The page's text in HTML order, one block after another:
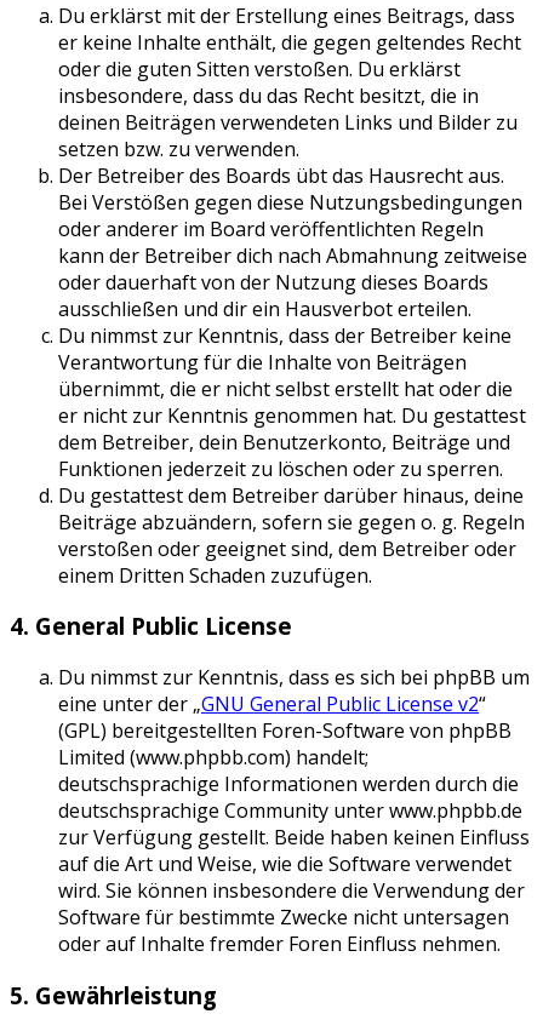
Du erklärst mit der Erstellung eines Beitrags, dass
er keine Inhalte enthält, die gegen geltendes Recht
oder die guten Sitten verstoßen. Du erklärst
insbesondere, dass du das Recht besitzt, die in
deinen Beiträgen verwendeten Links und Bilder zu
setzen bzw. zu verwenden.
Der Betreiber des Boards übt das Hausrecht aus.
Bei Verstößen gegen diese Nutzungsbedingungen
oder anderer im Board veröffentlichten Regeln
kann der Betreiber dich nach Abmahnung zeitweise
oder dauerhaft von der Nutzung dieses Boards
ausschließen und dir ein Hausverbot erteilen.
Du nimmst zur Kenntnis, dass der Betreiber keine
Verantwortung für die Inhalte von Beiträgen
übernimmt, die er nicht selbst erstellt hat oder die
er nicht zur Kenntnis genommen hat. Du gestattest
dem Betreiber, dein Benutzerkonto, Beiträge und
Funktionen jederzeit zu löschen oder zu sperren.
Du gestattest dem Betreiber darüber hinaus, deine
Beiträge abzuändern, sofern sie gegen o. g. Regeln
verstoßen oder geeignet sind, dem Betreiber oder
einem Dritten Schaden zuzufügen.
4. General Public License
Du nimmst zur Kenntnis, dass es sich bei phpBB um
eine unter der „GNU General Public License v2“
(GPL) bereitgestellten Foren-Software von phpBB
Limited (www.phpbb.com) handelt;
deutschsprachige Informationen werden durch die
deutschsprachige Community unter www.phpbb.de
zur Verfügung gestellt. Beide haben keinen Einfluss
auf die Art und Weise, wie die Software verwendet
wird. Sie können insbesondere die Verwendung der
Software für bestimmte Zwecke nicht untersagen
oder auf Inhalte fremder Foren Einfluss nehmen.
5. Gewährleistung